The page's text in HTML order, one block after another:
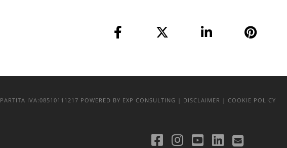
PARTITA IVA:08510111217 POWERED BY EXP CONSULTING | DISCLAIMER | COOKIE POLICY